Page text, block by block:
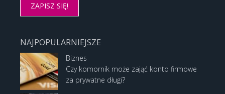
NAJPOPULARNIEJSZE
Biznes
Czy komornik może zająć konto firmowe
za prywatne długi?